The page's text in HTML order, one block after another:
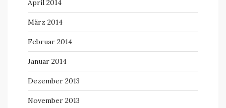
April 2014
März 2014
Februar 2014
Januar 2014
Dezember 2013
November 2013